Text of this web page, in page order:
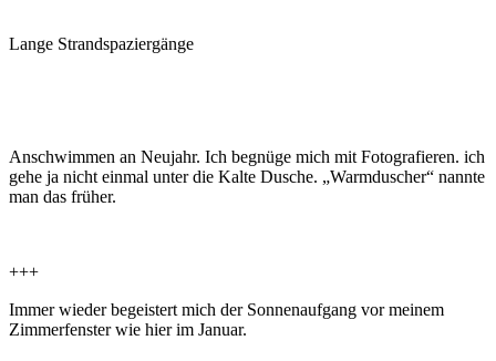
Lange Strandspaziergänge
Anschwimmen an Neujahr. Ich begnüge mich mit Fotografieren. ich
gehe ja nicht einmal unter die Kalte Dusche. „Warmduscher“ nannte
man das früher.
+++
Immer wieder begeistert mich der Sonnenaufgang vor meinem
Zimmerfenster wie hier im Januar.